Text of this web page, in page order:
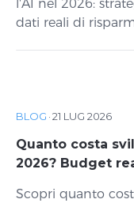
l'AI nel 2026:
dati reali di
BLOG ·21 LUG 2026
Quanto costa
2026? Budget
Scopri quanto